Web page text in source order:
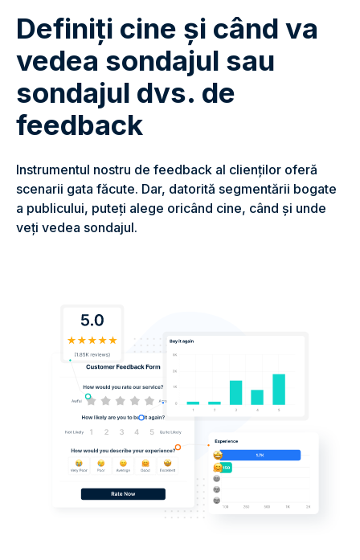
Definiți cine și când va
vedea sondajul sau
sondajul dvs. de
feedback
Instrumentul nostru de feedback al clienților oferă
scenarii gata făcute. Dar, datorită segmentării bogate
a publicului, puteți alege oricând cine, când și unde
veți vedea sondajul.